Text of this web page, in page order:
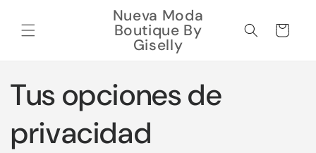
al contenido
Nueva Moda
Boutique By
Giselly
Carrito
Tus opciones de
privacidad